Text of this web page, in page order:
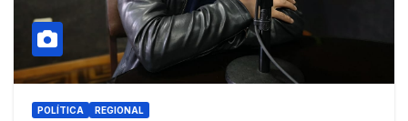
POLÍTICA REGIONAL